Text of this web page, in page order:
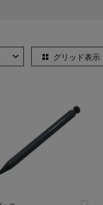
グリッド表示